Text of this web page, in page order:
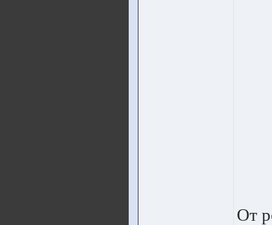
От